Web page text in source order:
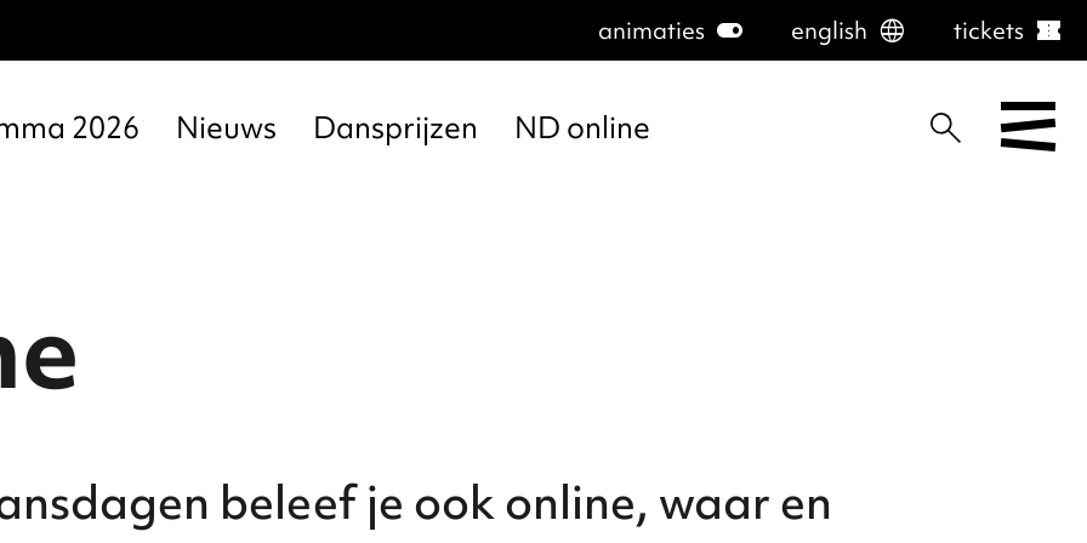
animaties toggle_on english language tickets confirmation_number
2026 Nieuws Dansprijzen ND online
beleef je ook online, waar en